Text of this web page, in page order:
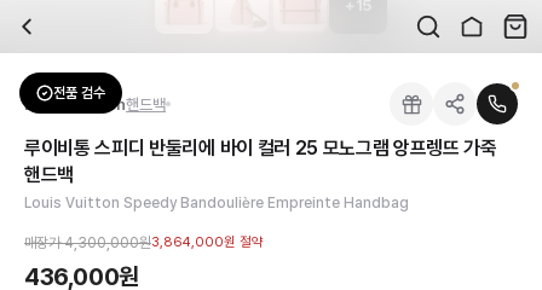
배송은 얼마나 걸리나요?
검수는 어떻게 진행되나요? 검수 사진을 받을 수 있나요?
전문 스태프가 실물 상품을 직접 확인한 후 검수 사진을 제공합니다. 가죽 재질,
교환이나 반품이 가능한가요?
수령 후 7일 이내 신청하시면 상품 하자, 사이즈 불일치, 고객 변심 모두 교환·반
쿠폰과 적립금을 함께 사용할 수 있나요?
네, 쿠폰과 적립금을 결제 시 함께 사용하실 수 있습니다. 적립금은 1,000원 이상
루이비통 스피디 반둘리에 바이 컬러 25 모노그램 앙프렝뜨 가죽
브랜드:
성별:여성
색상:핑크
가격:436,000 원
루이비통의 시대를 초월한 장인정신과 아이코닉한 디자인이 돋보이는 '스피디 반
Louis Vuitton
15
전품 검수
Louis Vuitton핸드백
루이비통 스피디 반둘리에 바이 컬러 25 모노그램 앙프렝뜨 가죽
핸드백
Louis Vuitton Speedy Bandoulière Empreinte Handbag
매장가4,300,000원3,864,000원 절약
436,000원